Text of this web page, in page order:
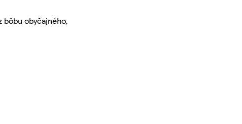
bôbu obyčajného,